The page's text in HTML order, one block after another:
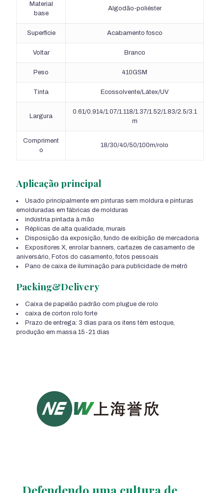
Material
base
Algodão-poliéster
Superfície Acabamento fosco
Voltar Branco
Peso 410GSM
Tinta Ecossolvente/Látex/UV
Largura
0.61/0.914/1.07/1.118/1.37/1.52/1.83/2.5/3.1
m
Compriment
o
18/30/40/50/100m/rolo
Aplicação principal
Usado principalmente em pinturas sem moldura e pinturas
emolduradas em fábricas de molduras
indústria pintada à mão
Réplicas de alta qualidade, murais
Disposição da exposição, fundo de exibição de mercadoria
Expositores X, enrolar banners, cartazes de casamento de
aniversário, Fotos do casamento, fotos pessoais
Pano de caixa de iluminação para publicidade de metrô
Packing&Delivery
Caixa de papelão padrão com plugue de rolo
caixa de corton rolo forte
Prazo de entrega: 3 dias para os itens têm estoque,
produção em massa 15-21 dias